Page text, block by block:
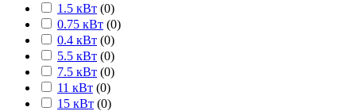
1.5 кВт (0)
0.75 кВт (0)
0.4 кВт (0)
5.5 кВт (0)
7.5 кВт (0)
11 кВт (0)
15 кВт (0)